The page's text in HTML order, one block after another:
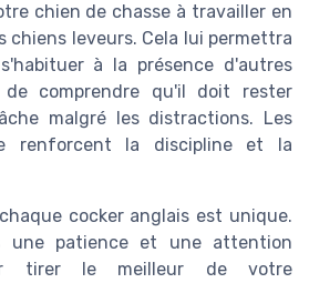
chien de chasse à travailler en
chiens leveurs. Cela lui permettra
à la présence d'autres
de comprendre qu'il doit rester
malgré les distractions. Les
renforcent la discipline et la
cocker anglais est unique.
une patience et une attention
tirer le meilleur de votre